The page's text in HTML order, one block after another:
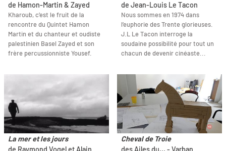
de Hamon-Martin & Zayed
Kharoub, c’est le fruit de la
rencontre du Quintet Hamon
Martin et du chanteur et oudiste
palestinien Basel Zayed et son
frère percussionniste Yousef.
de Jean-Louis Le Tacon
Nous sommes en 1974 dans
l’euphorie des Trente glorieuses.
J.L Le Tacon interroge la
soudaine possibilité pour tout un
chacun de devenir cinéaste...
La mer et les jours
Cheval de Troie